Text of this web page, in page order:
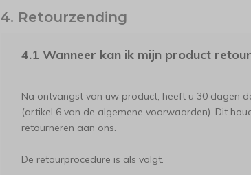
4. Retourzending
4.1 Wanneer kan ik mijn product
Na ontvangst van uw product, heeft u 30 dagen
(artikel 6 van de algemene voorwaarden). Dit
retourneren aan ons.
De retourprocedure is als volgt.